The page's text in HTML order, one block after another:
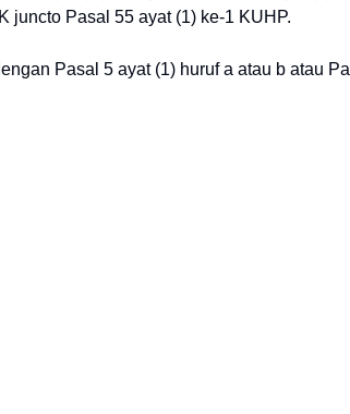
juncto Pasal 55 ayat (1) ke-1 KUHP.
Pasal 5 ayat (1) huruf a atau b atau